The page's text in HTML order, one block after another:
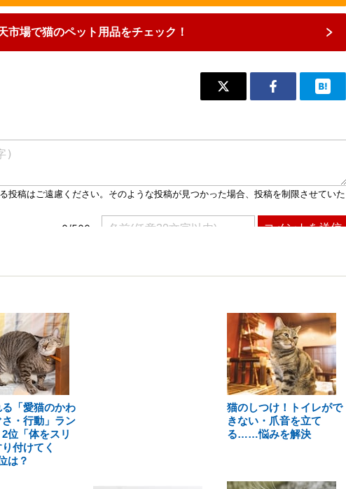
市場で猫のペット用品をチェック！
「愛猫のかわ
・行動」ラン
位「体をスリ
付けてく
は？
猫のしつけ！トイレがで
きない・爪音を立て
る……悩みを解決